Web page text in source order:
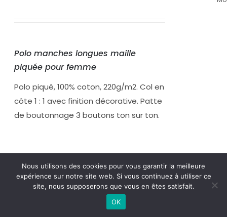
Polo manches longues maille
piquée pour femme
Polo piqué, 100% coton, 220g/m2. Col en
côte 1 : 1 avec finition décorative. Patte
de boutonnage 3 boutons ton sur ton.
Polo PIQUÉ LS 231 Femme
Se connecter pour voir le prix
Nous utilisons des cookies pour vous garantir la meilleure
expérience sur notre site web. Si vous continuez à utiliser ce
site, nous supposerons que vous en êtes satisfait.
OK